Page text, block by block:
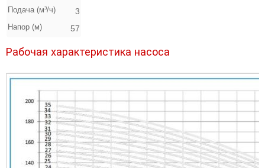
Подача (м³/ч) 3
Напор (м) 57
Рабочая характеристика насоса